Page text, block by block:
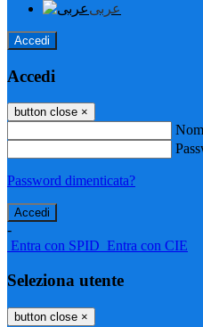
عربى
Accedi
Accedi
button close ×
Password dimenticata?
-
Entra con SPID Entra con CIE
Seleziona utente
button close ×